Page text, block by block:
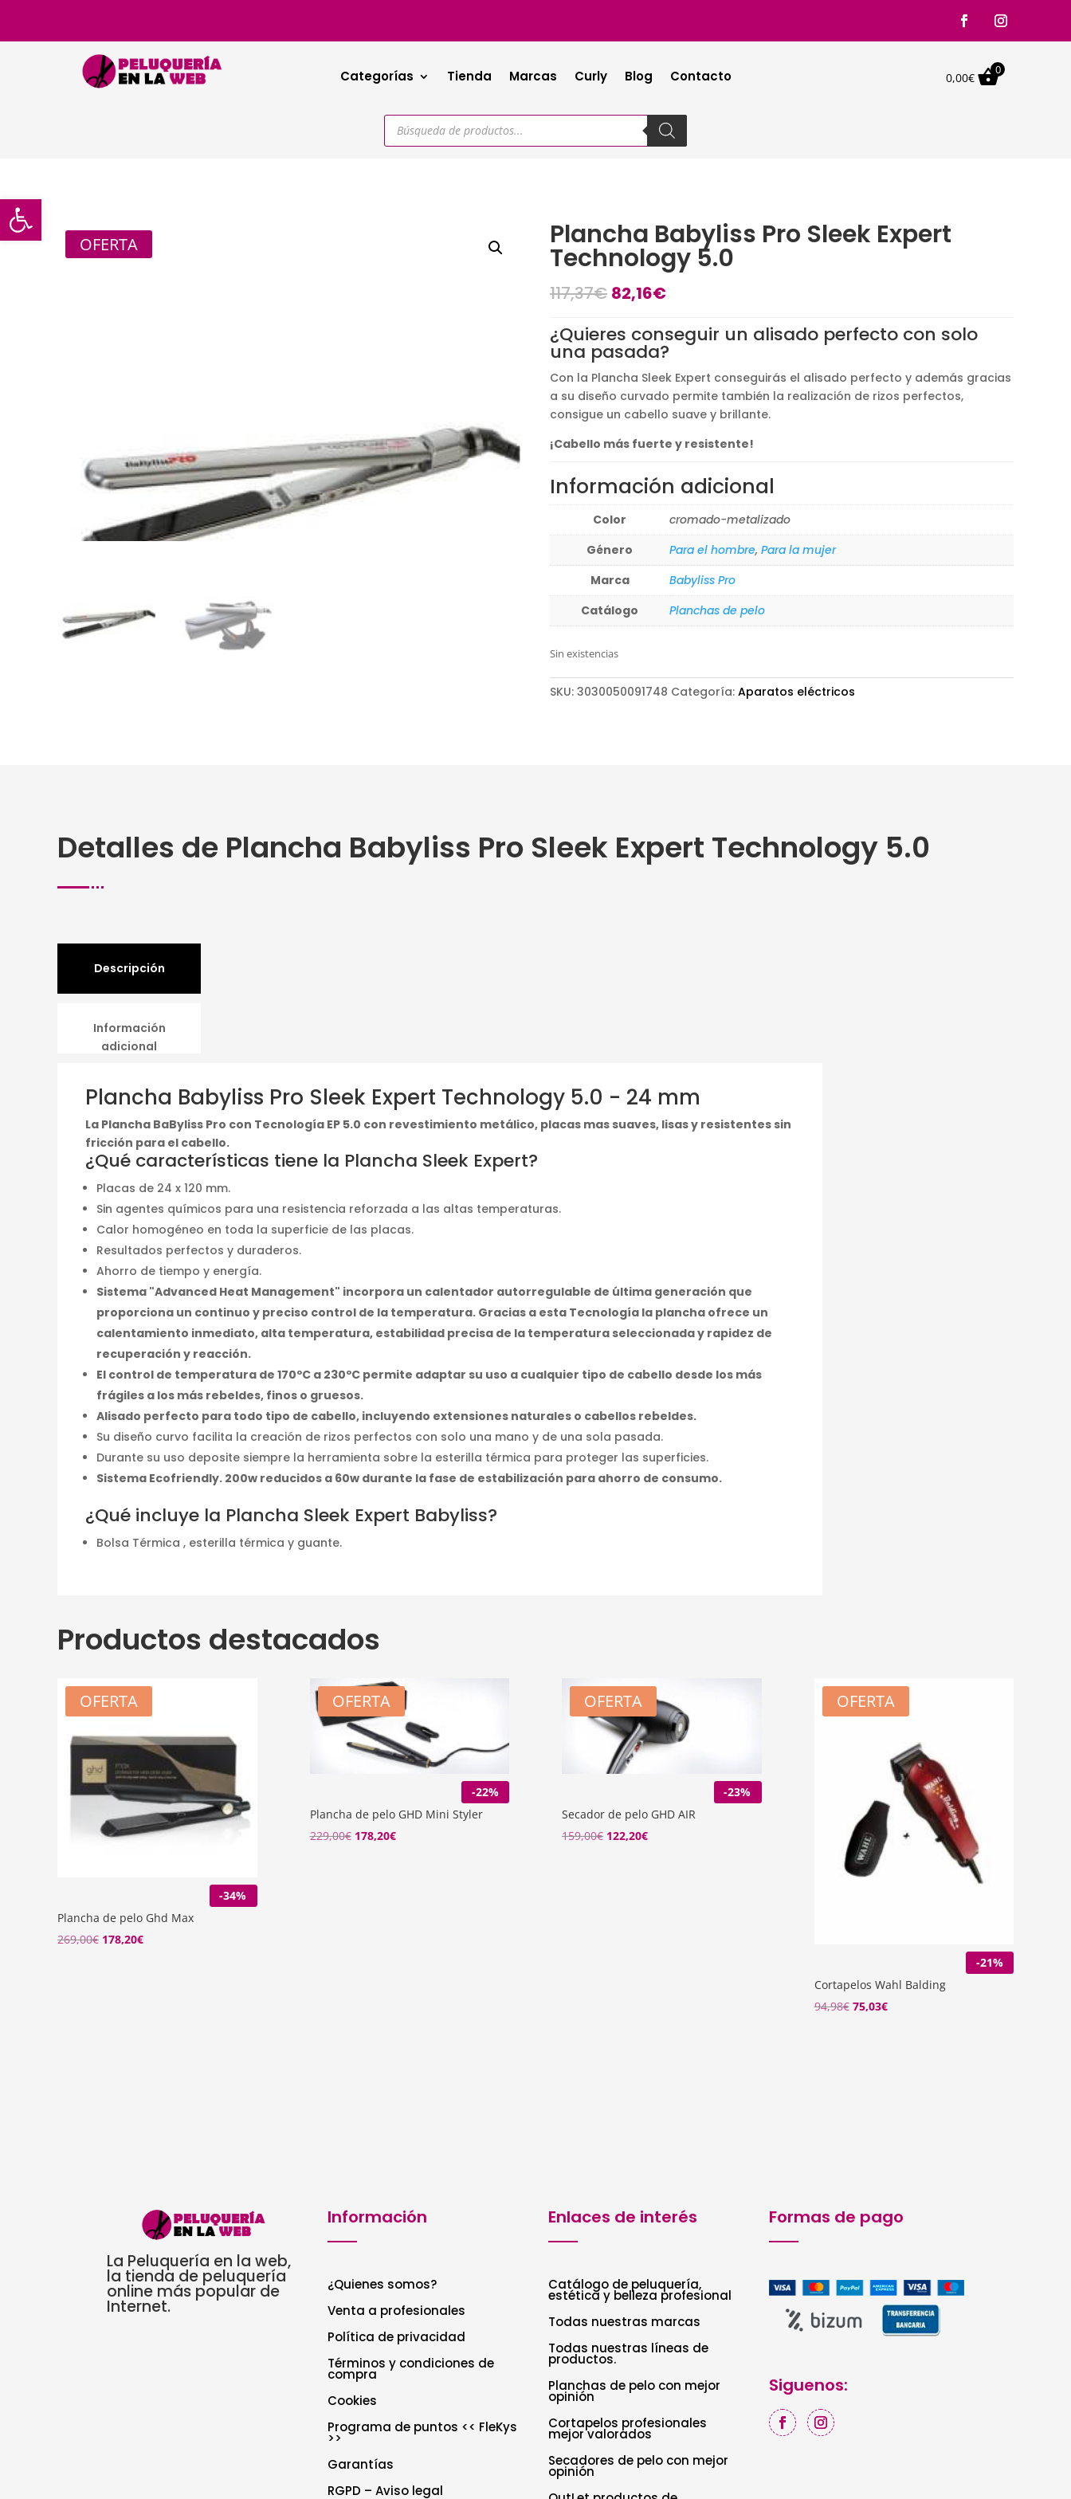
Categorías Tienda Marcas Curly Blog Contacto 0,00€
0
Búsqueda
productos
OFERTA Plancha Babyliss Pro Sleek Expert
Technology 5.0
117,37€ El
original
era:
82,16€El
actual
es:
¿Quieres conseguir un alisado perfecto con solo
una pasada?
Con la Plancha Sleek Expert conseguirás el alisado perfecto y además gracias
a su diseño curvado permite también la realización de rizos perfectos,
consigue un cabello suave y brillante.
¡Cabello más fuerte y resistente!
Información adicional
Color
cromado-metalizado
Género
Para el hombre, Para la mujer
Marca
Babyliss Pro
Catálogo
Planchas de pelo
Sin existencias
SKU: 3030050091748 Categoría: Aparatos eléctricos
Detalles de Plancha Babyliss Pro Sleek Expert Technology 5.0
Descripción
Información
adicional
Plancha Babyliss Pro Sleek Expert Technology 5.0 - 24 mm
La Plancha BaByliss Pro con Tecnología EP 5.0 con revestimiento metálico, placas mas suaves, lisas y resistentes sin
fricción para el cabello.
¿Qué características tiene la Plancha Sleek Expert?
Placas de 24 x 120 mm.
Sin agentes químicos para una resistencia reforzada a las altas temperaturas.
Calor homogéneo en toda la superficie de las placas.
Resultados perfectos y duraderos.
Ahorro de tiempo y energía.
Sistema "Advanced Heat Management" incorpora un calentador autorregulable de última generación que
proporciona un continuo y preciso control de la temperatura. Gracias a esta Tecnología la plancha ofrece un
calentamiento inmediato, alta temperatura, estabilidad precisa de la temperatura seleccionada y rapidez de
recuperación y reacción.
El control de temperatura de 170ºC a 230ºC permite adaptar su uso a cualquier tipo de cabello desde los más
frágiles a los más rebeldes, finos o gruesos.
Alisado perfecto para todo tipo de cabello, incluyendo extensiones naturales o cabellos rebeldes.
Su diseño curvo facilita la creación de rizos perfectos con solo una mano y de una sola pasada.
Durante su uso deposite siempre la herramienta sobre la esterilla térmica para proteger las superficies.
Sistema Ecofriendly. 200w reducidos a 60w durante la fase de estabilización para ahorro de consumo.
¿Qué incluye la Plancha Sleek Expert Babyliss?
Bolsa Térmica , esterilla térmica y guante.
Productos destacados
OFERTA
-34%
Plancha de pelo Ghd Max
269,00€ El
178,20€El
OFERTA
-22%
Plancha de pelo GHD Mini Styler
229,00€ El
178,20€El
OFERTA
-23%
Secador de pelo GHD AIR
159,00€ El
122,20€El
OFERTA
-21%
Cortapelos Wahl Balding
94,98€ 75,03€
La Peluquería en la web,
la tienda de peluquería
online más popular de
Internet.
Información
¿Quienes somos?
Venta a profesionales
Política de privacidad
Términos y condiciones de
compra
Cookies
Programa de puntos << FleKys
>>
Garantías
RGPD – Aviso legal
Enlaces de interés
Catálogo de peluquería,
estética y belleza profesional
Todas nuestras marcas
Todas nuestras líneas de
productos.
Planchas de pelo con mejor
opinión
Cortapelos profesionales
mejor valorados
Secadores de pelo con mejor
opinión
Formas de pago
Siguenos:
Abrir barra de herramientas